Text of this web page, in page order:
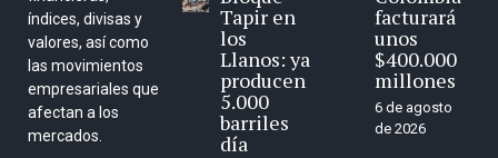
índices, divisas y
valores, así como
las movimientos
empresariales que
afectan a los
mercados.
Tapir en
los
Llanos: ya
producen
5.000
barriles
día
facturará
unos
$400.000
millones
6 de agosto
de 2026